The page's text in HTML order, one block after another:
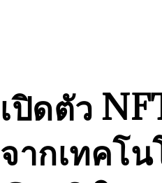
เปิดตัว
จากเทคโ